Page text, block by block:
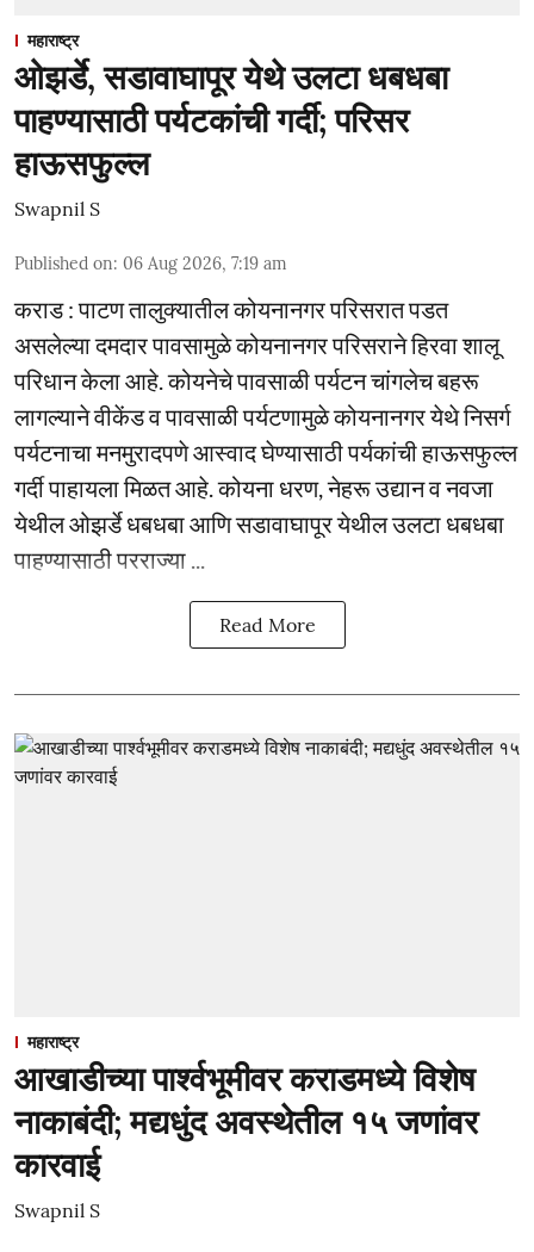
महाराष्ट्र
ओझर्डे, सडावाघापूर येथे उलटा धबधबा
पाहण्यासाठी पर्यटकांची गर्दी; परिसर
हाऊसफुल्ल
Swapnil S
Published on: 06 Aug 2026, 7:19 am
कराड : पाटण तालुक्यातील कोयनानगर परिसरात पडत
असलेल्या दमदार पावसामुळे कोयनानगर परिसराने हिरवा शालू
परिधान केला आहे. कोयनेचे पावसाळी पर्यटन चांगलेच बहरू
लागल्याने वीकेंड व पावसाळी पर्यटणामुळे कोयनानगर येथे निसर्ग
पर्यटनाचा मनमुरादपणे आस्वाद घेण्यासाठी पर्यकांची हाऊसफुल्ल
गर्दी पाहायला मिळत आहे. कोयना धरण, नेहरू उद्यान व नवजा
येथील ओझर्डे धबधबा आणि सडावाघापूर येथील उलटा धबधबा
पाहण्यासाठी परराज्या ...
Read More
महाराष्ट्र
आखाडीच्या पार्श्वभूमीवर कराडमध्ये विशेष
नाकाबंदी; मद्यधुंद अवस्थेतील १५ जणांवर
कारवाई
Swapnil S